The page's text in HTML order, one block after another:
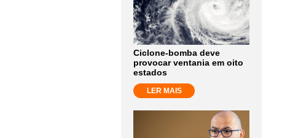
Ciclone-bomba deve
provocar ventania em oito
estados
LER MAIS